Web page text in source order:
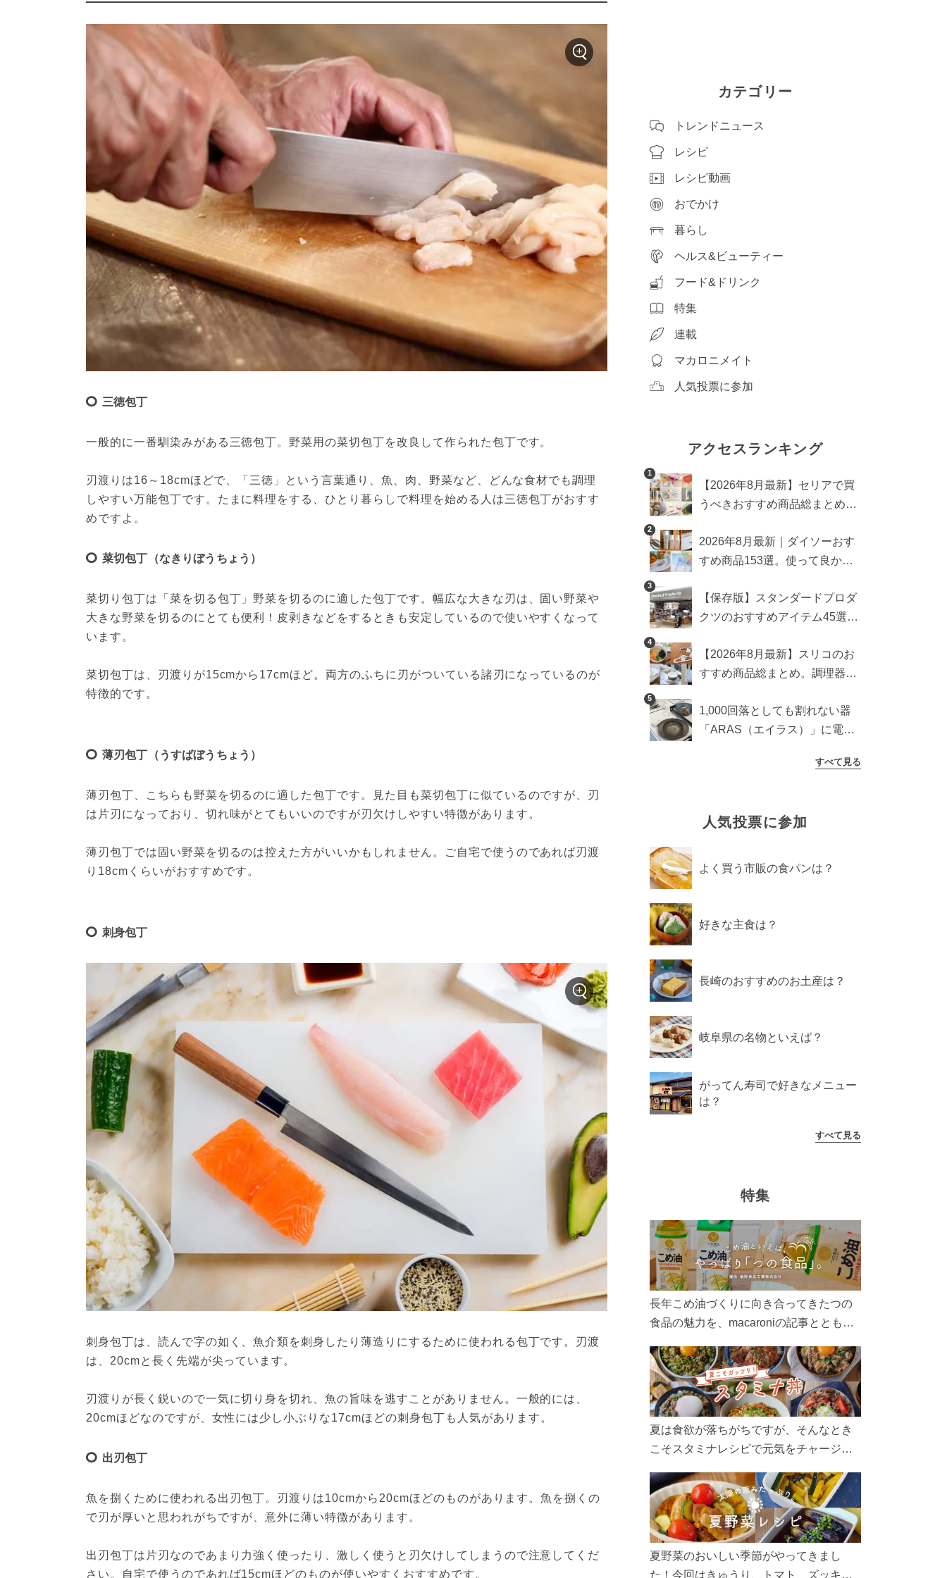
三徳包丁
一般的に一番馴染みがある三徳包丁。野菜用の菜切包丁を改良して作られた包丁です。
刃渡りは16～18cmほどで、「三徳」という言葉通り、魚、肉、野菜など、どんな食材でも調理
しやすい万能包丁です。たまに料理をする、ひとり暮らしで料理を始める人は三徳包丁がおすす
めですよ。
菜切包丁（なきりぼうちょう）
菜切り包丁は「菜を切る包丁」野菜を切るのに適した包丁です。幅広な大きな刃は、固い野菜や
大きな野菜を切るのにとても便利！皮剥きなどをするときも安定しているので使いやすくなって
います。
菜切包丁は、刃渡りが15cmから17cmほど。両方のふちに刃がついている諸刃になっているのが
特徴的です。
薄刃包丁（うすばぼうちょう）
薄刃包丁、こちらも野菜を切るのに適した包丁です。見た目も菜切包丁に似ているのですが、刃
は片刃になっており、切れ味がとてもいいのですが刃欠けしやすい特徴があります。
薄刃包丁では固い野菜を切るのは控えた方がいいかもしれません。ご自宅で使うのであれば刃渡
り18cmくらいがおすすめです。
刺身包丁
刺身包丁は、読んで字の如く、魚介類を刺身したり薄造りにするために使われる包丁です。刃渡
は、20cmと長く先端が尖っています。
刃渡りが長く鋭いので一気に切り身を切れ、魚の旨味を逃すことがありません。一般的には、
20cmほどなのですが、女性には少し小ぶりな17cmほどの刺身包丁も人気があります。
出刃包丁
魚を捌くために使われる出刃包丁。刃渡りは10cmから20cmほどのものがあります。魚を捌くの
で刃が厚いと思われがちですが、意外に薄い特徴があります。
出刃包丁は片刃なのであまり力強く使ったり、激しく使うと刃欠けしてしまうので注意してくだ
さい。自宅で使うのであれば15cmほどのものが使いやすくおすすめです。
カテゴリー
トレンドニュース
レシピ
レシピ動画
おでかけ
暮らし
ヘルス&ビューティー
フード&ドリンク
特集
連載
マカロニメイト
人気投票に参加
アクセスランキング
1
【2026年8月最新】セリアで買
うべきおすすめ商品総まとめ。
2
2026年8月最新｜ダイソーおす
すめ商品153選。使って良かっ
3
【保存版】スタンダードプロダ
クツのおすすめアイテム45選。
4
【2026年8月最新】スリコのお
すすめ商品総まとめ。調理器具
5
1,000回落としても割れない器
「ARAS（エイラス）」に電子
すべて見る
人気投票に参加
よく買う市販の食パンは？
好きな主食は？
長崎のおすすめのお土産は？
岐阜県の名物といえば？
がってん寿司で好きなメニュー
は？
すべて見る
特集
長年こめ油づくりに向き合ってきたつの
食品の魅力を、macaroniの記事とともに
ん、製造現場や品質へのこだわりまで。
こめ油をもっと好きになるコンテンツを
ぜひお楽しみください。
夏は食欲が落ちがちですが、そんなとき
こそスタミナレシピで元気をチャージ！
リ食べて、夏バテを吹き飛ばしましょ
う！
夏野菜のおいしい季節がやってきまし
た！今回はきゅうり、トマト、ズッキー